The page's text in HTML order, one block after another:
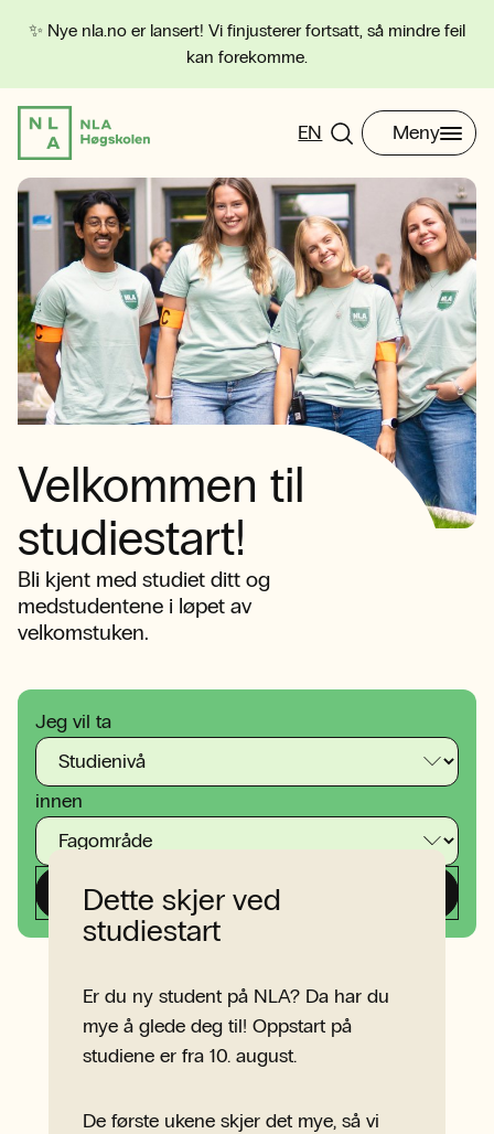
✨ Nye nla.no er lansert! Vi finjusterer fortsatt, så mindre feil
kan forekomme.
EN Meny
Velkommen til
studiestart!
Bli kjent med studiet ditt og
medstudentene i løpet av
velkomstuken.
Jeg vil ta
innen
Finn din utdanning
Dette skjer ved
studiestart
Er du ny student på NLA? Da har du
mye å glede deg til! Oppstart på
studiene er fra 10. august.
De første ukene skjer det mye, så vi